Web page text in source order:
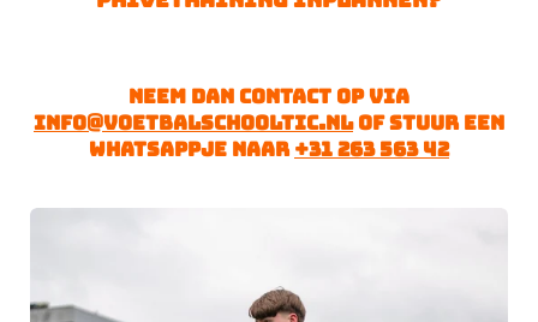
Neem dan contact op via
info@voetbalschooltic.nlof stuur een
whatsappje naar+31 263 563 42